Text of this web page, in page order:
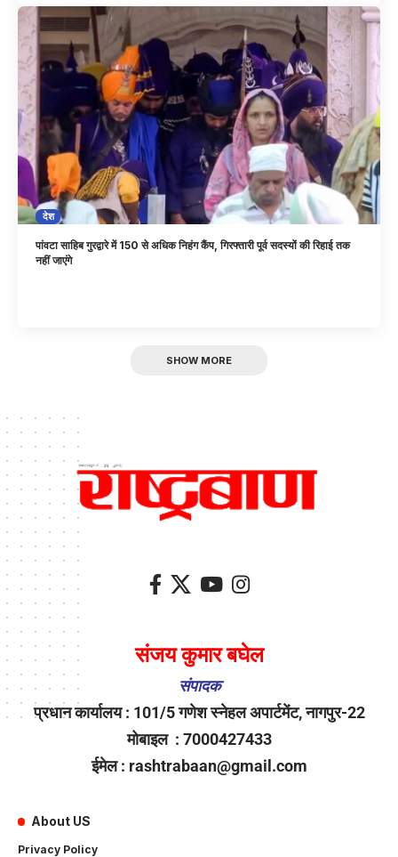
देश
पांवटा साहिब गुरद्वारे में 150 से अधिक निहंग कैंप, गिरफ्तारी पूर्व सदस्यों की रिहाई तक
नहीं जाएंगे
SHOW MORE
संजय कुमार बघेल
संपादक
प्रधान कार्यालय : 101/5 गणेश स्नेहल अपार्टमेंट, नागपुर-22
मोबाइल : 7000427433
ईमेल : rashtrabaan@gmail.com
About US
Privacy Policy